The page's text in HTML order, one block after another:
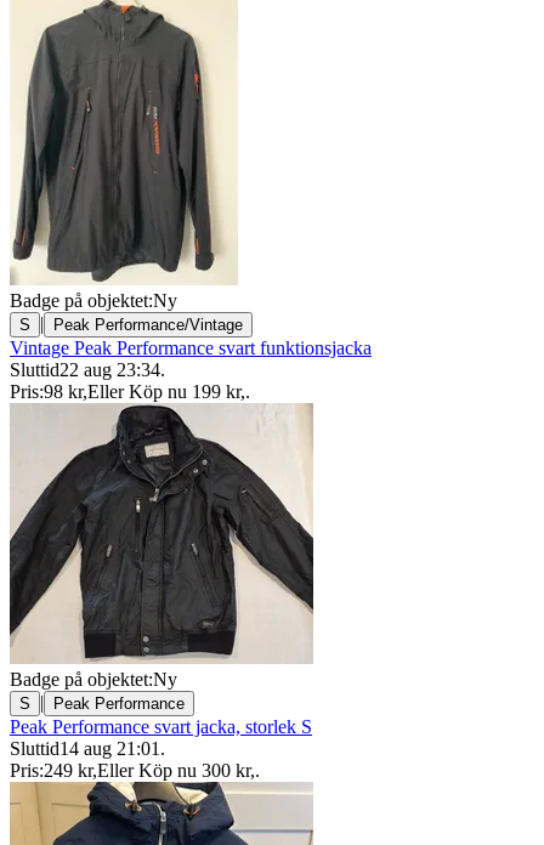
Badge på objektet:Ny
S | Peak Performance/Vintage
Vintage Peak Performance svart funktionsjacka
Sluttid22 aug 23:34.
Pris:98 kr,Eller Köp nu 199 kr,.
Badge på objektet:Ny
S | Peak Performance
Peak Performance svart jacka, storlek S
Sluttid14 aug 21:01 .
Pris:249 kr,Eller Köp nu 300 kr,.